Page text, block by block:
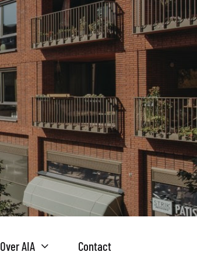
Over AIA Contact